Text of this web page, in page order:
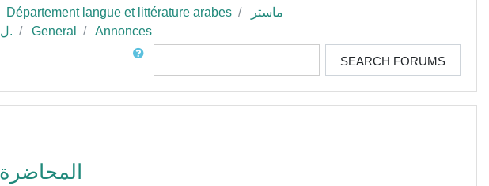
Département langue et littérature arabes
ماستر
ل.ع. General
Annonces
SEARCH FORUMS
المحاضرة 3-دراسة اللهجات العربية قديما وحديثا